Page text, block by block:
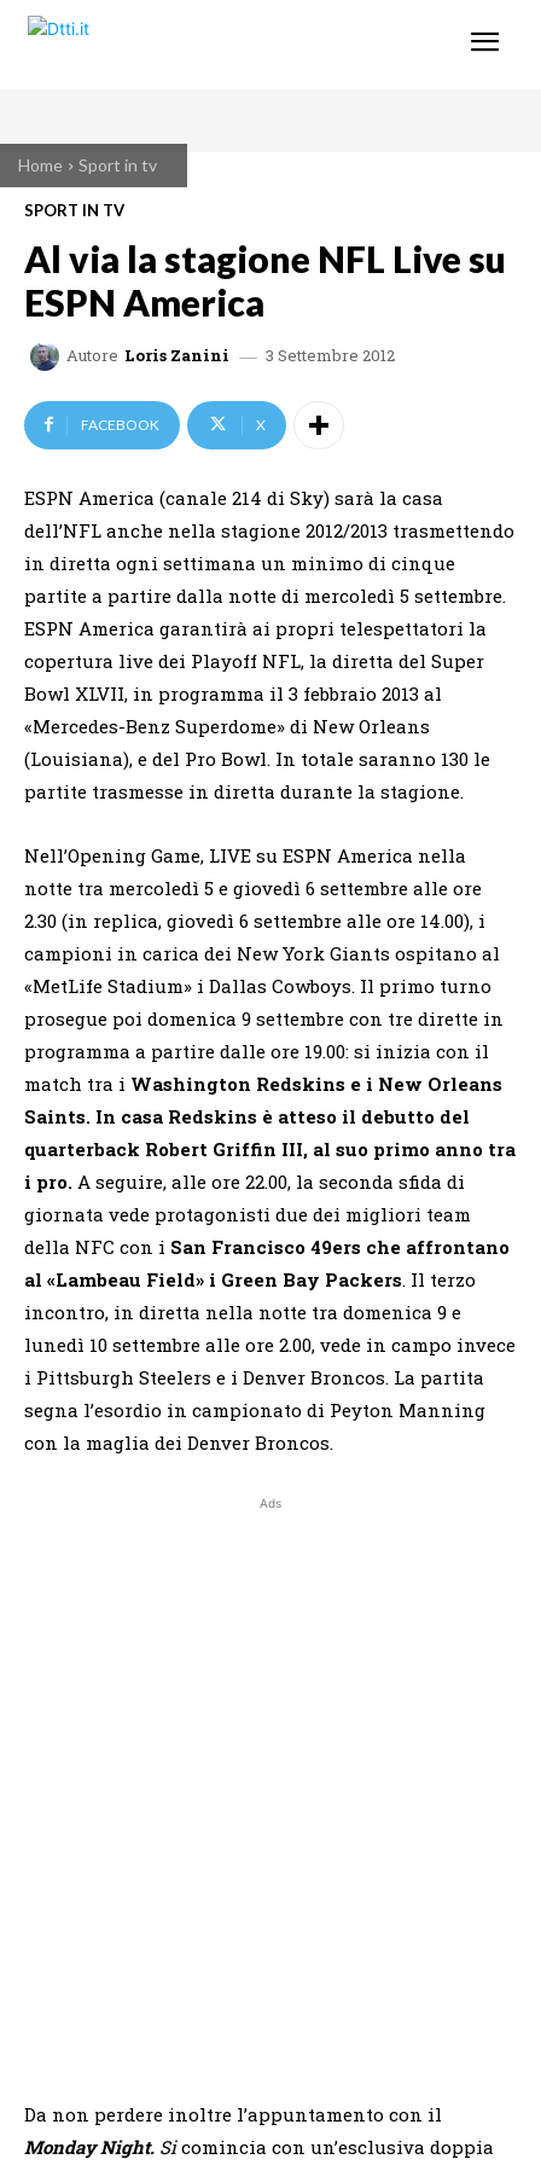
Home Sport in tv
SPORT IN TV
Al via la stagione NFL Live su
ESPN America
Autore Loris Zanini 3 Settembre 2012
FACEBOOK X
ESPN America (canale 214 di Sky) sarà la casa
dell’NFL anche nella stagione 2012/2013 trasmettendo
in diretta ogni settimana un minimo di cinque
partite a partire dalla notte di mercoledì 5 settembre.
ESPN America garantirà ai propri telespettatori la
copertura live dei Playoff NFL, la diretta del Super
Bowl XLVII, in programma il 3 febbraio 2013 al
«Mercedes-Benz Superdome» di New Orleans
(Louisiana), e del Pro Bowl. In totale saranno 130 le
partite trasmesse in diretta durante la stagione.
Nell’Opening Game, LIVE su ESPN America nella
notte tra mercoledì 5 e giovedì 6 settembre alle ore
2.30 (in replica, giovedì 6 settembre alle ore 14.00), i
campioni in carica dei New York Giants ospitano al
«MetLife Stadium» i Dallas Cowboys. Il primo turno
prosegue poi domenica 9 settembre con tre dirette in
programma a partire dalle ore 19.00: si inizia con il
match tra i Washington Redskins e i New Orleans
Saints. In casa Redskins è atteso il debutto del
quarterback Robert Griffin III, al suo primo anno tra
i pro. A seguire, alle ore 22.00, la seconda sfida di
giornata vede protagonisti due dei migliori team
della NFC con i San Francisco 49ers che affrontano
al «Lambeau Field» i Green Bay Packers. Il terzo
incontro, in diretta nella notte tra domenica 9 e
lunedì 10 settembre alle ore 2.00, vede in campo invece
i Pittsburgh Steelers e i Denver Broncos. La partita
segna l’esordio in campionato di Peyton Manning
con la maglia dei Denver Broncos.
Ads
Da non perdere inoltre l’appuntamento con il
Monday Night. Sicomincia con un’esclusiva doppia